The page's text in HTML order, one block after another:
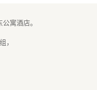
寓酒店。
，